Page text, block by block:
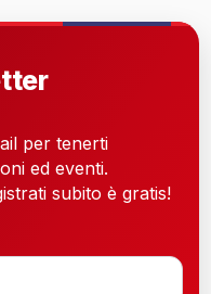
per tenerti
ed eventi.
subito è gratis!